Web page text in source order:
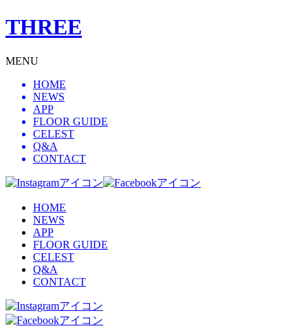
THREE
MENU
HOME
NEWS
APP
FLOOR GUIDE
CELEST
Q&A
CONTACT
HOME
NEWS
APP
FLOOR GUIDE
CELEST
Q&A
CONTACT